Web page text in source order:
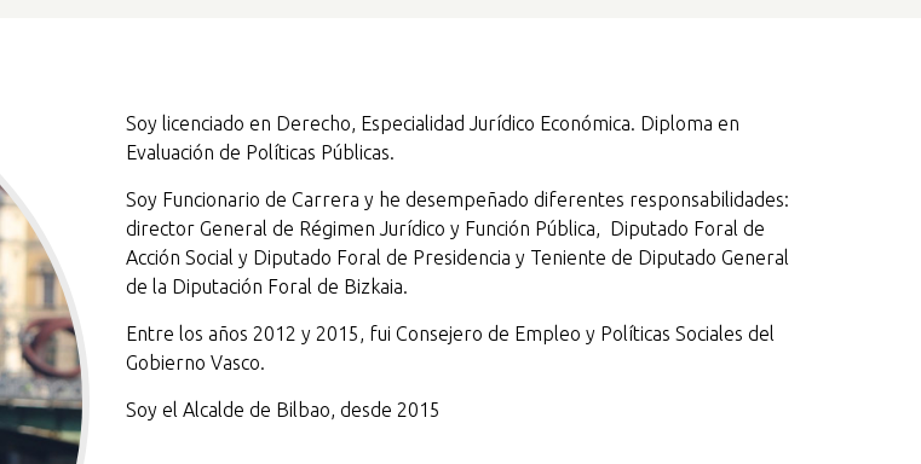
Soy licenciado en Derecho, Especialidad Jurídico Económica. Diploma en
Evaluación de Políticas Públicas.
Soy Funcionario de Carrera y he desempeñado diferentes responsabilidades:
director General de Régimen Jurídico y Función Pública, Diputado Foral de
Acción Social y Diputado Foral de Presidencia y Teniente de Diputado General
de la Diputación Foral de Bizkaia.
Entre los años 2012 y 2015, fui Consejero de Empleo y Políticas Sociales del
Gobierno Vasco.
Soy el Alcalde de Bilbao, desde 2015